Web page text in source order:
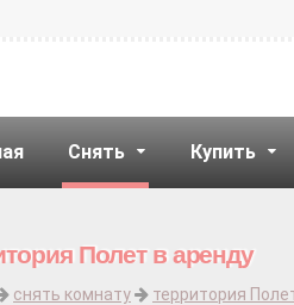
Снять Купить
Полет в аренду
снять комнату территория